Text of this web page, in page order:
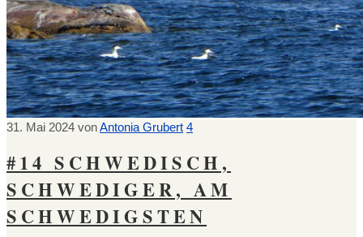
31. Mai 2024 vonAntonia Grubert 4
#14 SCHWEDISCH,
SCHWEDIGER, AM
SCHWEDIGSTEN